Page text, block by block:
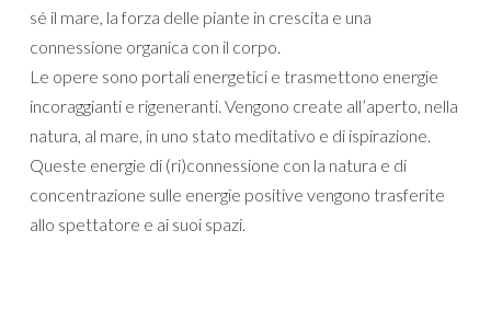
sé il mare, la forza delle piante in crescita e una
connessione organica con il corpo.
Le opere sono portali energetici e trasmettono energie
incoraggianti e rigeneranti. Vengono create all’aperto, nella
natura, al mare, in uno stato meditativo e di ispirazione.
Queste energie di (ri)connessione con la natura e di
concentrazione sulle energie positive vengono trasferite
allo spettatore e ai suoi spazi.